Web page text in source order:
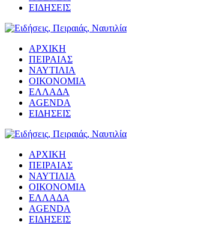
ΕΙΔΗΣΕΙΣ
ΑΡΧΙΚΗ
ΠΕΙΡΑΙΑΣ
ΝΑΥΤΙΛΙΑ
ΟΙΚΟΝΟΜΙΑ
ΕΛΛΑΔΑ
AGENDA
ΕΙΔΗΣΕΙΣ
ΑΡΧΙΚΗ
ΠΕΙΡΑΙΑΣ
ΝΑΥΤΙΛΙΑ
ΟΙΚΟΝΟΜΙΑ
ΕΛΛΑΔΑ
AGENDA
ΕΙΔΗΣΕΙΣ